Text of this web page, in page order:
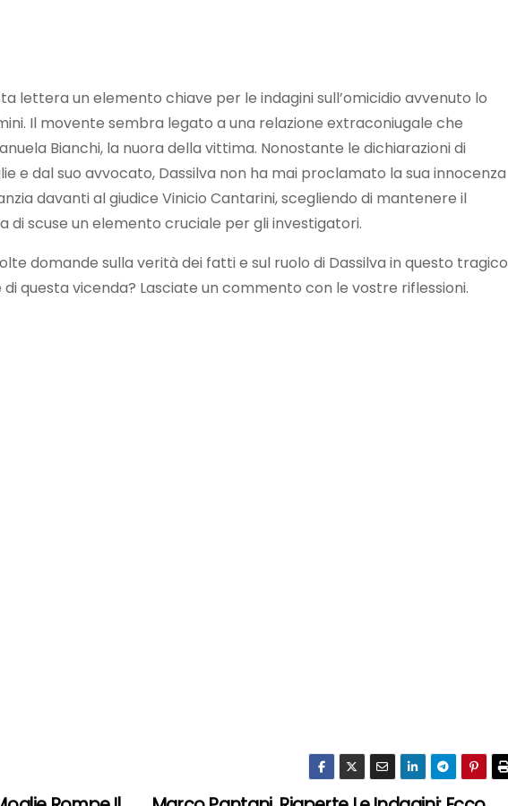
lettera un elemento chiave per le indagini sull’omicidio avvenuto lo
Il movente sembra legato a una relazione extraconiugale che
Bianchi, la nuora della vittima. Nonostante le dichiarazioni di
e dal suo avvocato, Dassilva non ha mai proclamato la sua innocenza
davanti al giudice Vinicio Cantarini, scegliendo di mantenere il
di scuse un elemento cruciale per gli investigatori.
domande sulla verità dei fatti e sul ruolo di Dassilva in questo tragico
questa vicenda? Lasciate un commento con le vostre riflessioni.